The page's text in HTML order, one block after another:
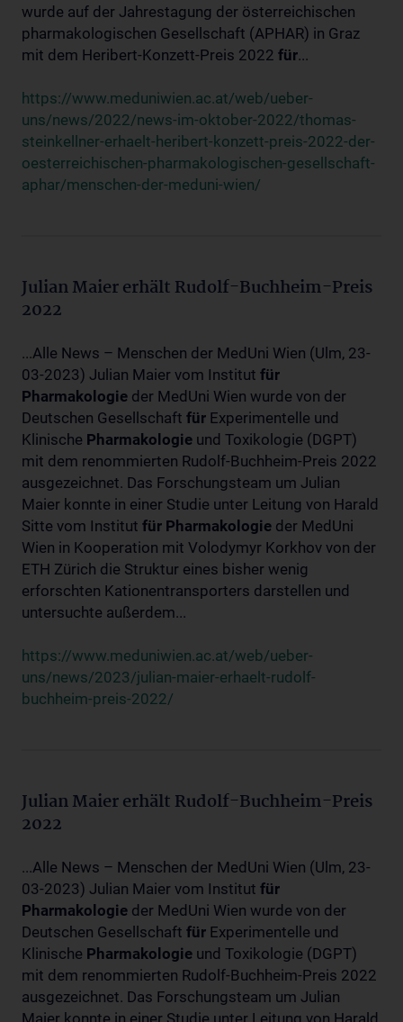
wurde auf der Jahrestagung der österreichischen
pharmakologischen Gesellschaft (APHAR) in Graz
mit dem Heribert-Konzett-Preis 2022 für...
https://www.meduniwien.ac.at/web/ueber-
uns/news/2022/news-im-oktober-2022/thomas-
steinkellner-erhaelt-heribert-konzett-preis-2022-der-
oesterreichischen-pharmakologischen-gesellschaft-
aphar/menschen-der-meduni-wien/
Julian Maier erhält Rudolf-Buchheim-Preis
2022
...Alle News – Menschen der MedUni Wien (Ulm, 23-
03-2023) Julian Maier vom Institut für
Pharmakologie der MedUni Wien wurde von der
Deutschen Gesellschaft für Experimentelle und
Klinische Pharmakologie und Toxikologie (DGPT)
mit dem renommierten Rudolf-Buchheim-Preis 2022
ausgezeichnet. Das Forschungsteam um Julian
Maier konnte in einer Studie unter Leitung von Harald
Sitte vom Institut für Pharmakologie der MedUni
Wien in Kooperation mit Volodymyr Korkhov von der
ETH Zürich die Struktur eines bisher wenig
erforschten Kationentransporters darstellen und
untersuchte außerdem...
https://www.meduniwien.ac.at/web/ueber-
uns/news/2023/julian-maier-erhaelt-rudolf-
buchheim-preis-2022/
Julian Maier erhält Rudolf-Buchheim-Preis
2022
...Alle News – Menschen der MedUni Wien (Ulm, 23-
03-2023) Julian Maier vom Institut für
Pharmakologie der MedUni Wien wurde von der
Deutschen Gesellschaft für Experimentelle und
Klinische Pharmakologie und Toxikologie (DGPT)
mit dem renommierten Rudolf-Buchheim-Preis 2022
ausgezeichnet. Das Forschungsteam um Julian
Maier konnte in einer Studie unter Leitung von Harald